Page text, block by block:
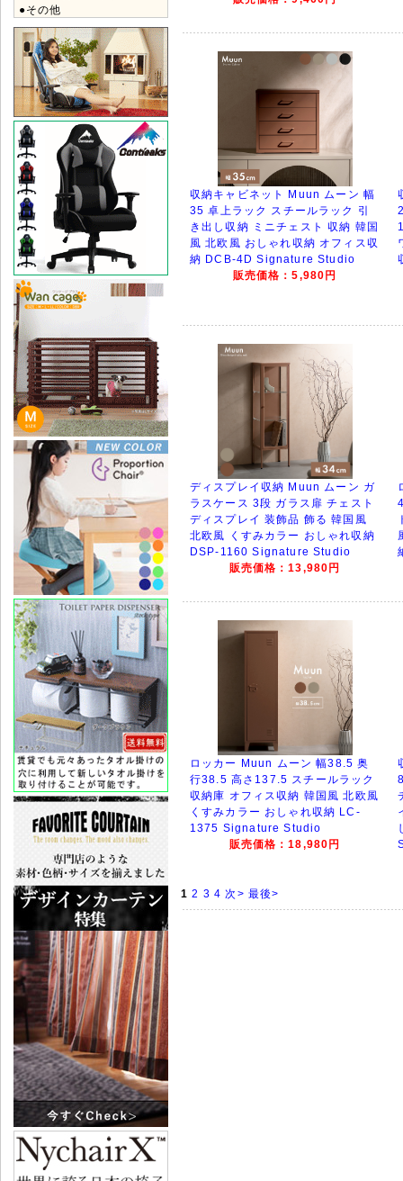
●その他
収納キャビネット Muun ムーン 幅
35 卓上ラック スチールラック 引
き出し収納 ミニチェスト 収納 韓国
風 北欧風 おしゃれ収納 オフィス収
納 DCB-4D Signature Studio
販売価格：5,980円
ディスプレイ収納 Muun ムーン ガ
ラスケース 3段 ガラス扉 チェスト
ディスプレイ 装飾品 飾る 韓国風
北欧風 くすみカラー おしゃれ収納
DSP-1160 Signature Studio
販売価格：13,980円
ロッカー Muun ムーン 幅38.5 奥
行38.5 高さ137.5 スチールラック
収納庫 オフィス収納 韓国風 北欧風
くすみカラー おしゃれ収納 LC-
1375 Signature Studio
販売価格：18,980円
1 2 3 4 次> 最後>